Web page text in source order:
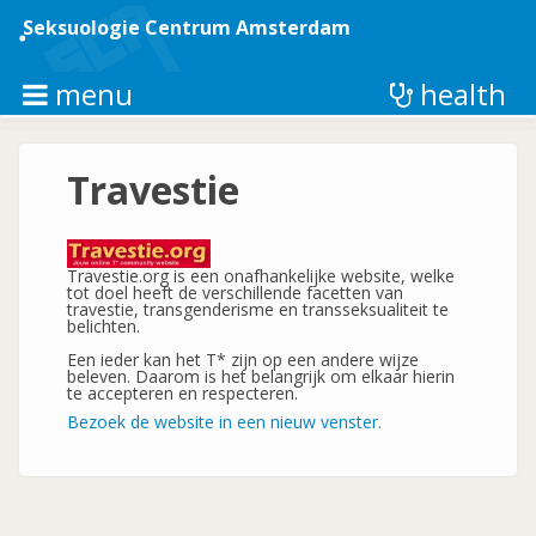
naar
gaan
Seksuologie Centrum Amsterdam
menu health
Travestie
Travestie.org is een onafhankelijke website, welke
tot doel heeft de verschillende facetten van
travestie, transgenderisme en transseksualiteit te
belichten.
Een ieder kan het T* zijn op een andere wijze
beleven. Daarom is het belangrijk om elkaar hierin
te accepteren en respecteren.
Bezoek de website in een nieuw venster.